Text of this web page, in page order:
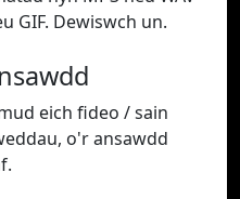
GIF. Dewiswch un.
eich fideo / sain
o'r ansawdd